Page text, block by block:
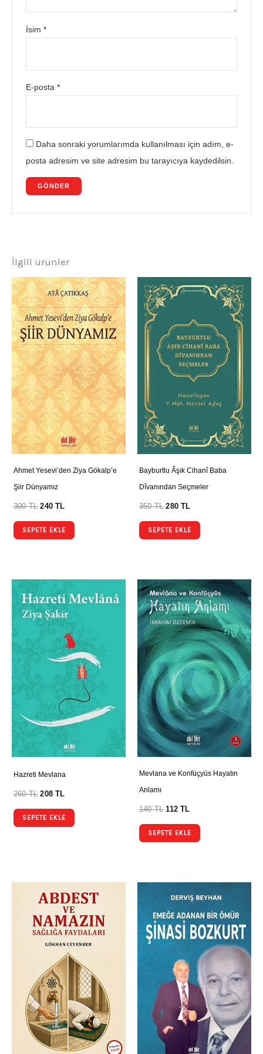
İsim*
E-posta*
Daha sonraki yorumlarımda kullanılması için adım, e-
posta adresim ve site adresim bu tarayıcıya kaydedilsin.
İlgili ürünler
Ahmet Yesevi’den Ziya Gökalp’e
Şiir Dünyamız
300TL 240TL
SEPETE EKLE
Bayburtlu Âşık Cihanî Baba
Dîvanından Seçmeler
350TL 280TL
SEPETE EKLE
Hazreti Mevlana
260TL 208TL
SEPETE EKLE
Mevlana ve Konfüçyüs Hayatın
Anlamı
140TL 112TL
SEPETE EKLE